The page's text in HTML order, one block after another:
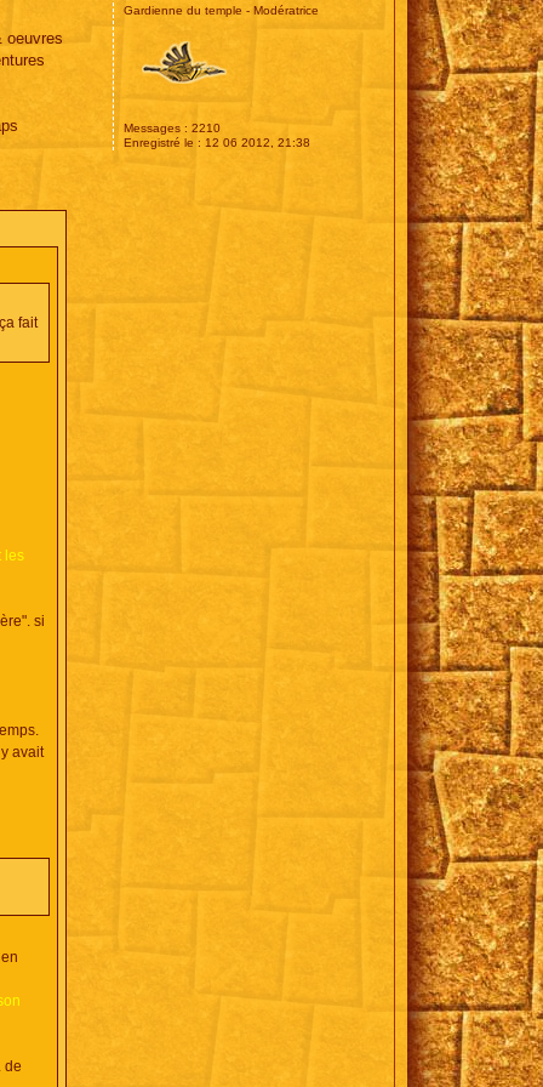
Gardienne du temple - Modératrice
Messages : 2210
Enregistré le : 12 06 2012, 21:38
oeuvres
fait
les
si
avait
de